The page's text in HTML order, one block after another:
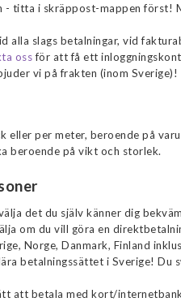
titta i skräppost-mappen först!
alla slags betalningar, vid
ossför att få ett
vi på frakten (inom Sverige)!
eller per meter, beroende på
beroende på vikt och storlek.
det du själv känner dig
om du vill göra en
Norge, Danmark, Finland
betalningssättet i Sverige! Du
att betala med kort/